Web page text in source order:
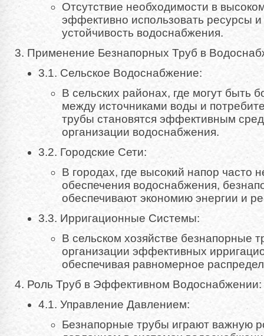
Отсутствие необходимости в
эффективно использовать ресурсы
устойчивость водоснабжения.
3. Применение Безнапорных Труб в
3.1. Сельское Водоснабжение:
В сельских районах, где могут быть
между источниками воды и
трубы становятся эффективным
организации водоснабжения.
3.2. Городские Сети:
В городах, где высокий напор часто
обеспечения водоснабжения,
обеспечивают экономию энергии и
3.3. Ирригационные Системы:
В сельском хозяйстве безнапорные
организации эффективных
обеспечивая равномерное
4. Роль Труб в Эффективном Водоснабжении:
4.1. Управление Давлением:
Безнапорные трубы играют важную